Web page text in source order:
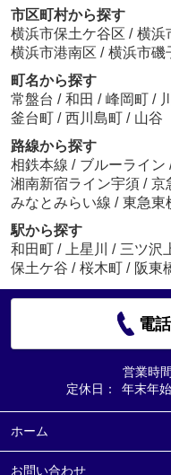
市区町村から探す
横浜市保土ケ谷区 / 横浜
横浜市港南区 / 横浜市磯
町名から探す
常盤台 / 和田 / 峰岡町 /
釜台町 / 西川島町 / 山谷
路線から探す
相鉄本線 / ブルーライン
湘南新宿ライン宇須 / 京
みなとみらい線 / 東急東
駅から探す
和田町 / 上星川 / 三ツ沢
保土ケ谷 / 桜木町 / 阪東
電
営業時間
定休日：
年末年
ホーム
お問い合わせ